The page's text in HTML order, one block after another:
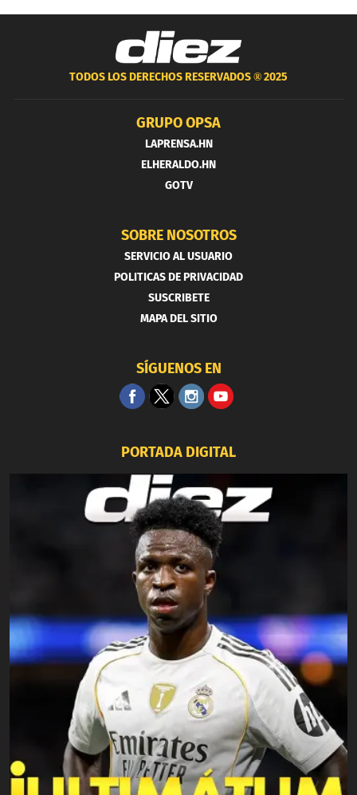
TODOS LOS DERECHOS RESERVADOS ®2025
GRUPO OPSA
LAPRENSA.HN
ELHERALDO.HN
GOTV
SOBRE NOSOTROS
SERVICIO AL USUARIO
POLITICAS DE PRIVACIDAD
SUSCRIBETE
MAPA DEL SITIO
SÍGUENOS EN
PORTADA DIGITAL